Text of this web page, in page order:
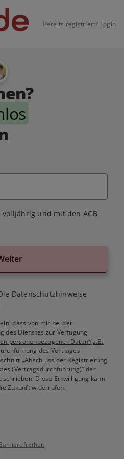
Bereits registriert? Login
volljährig und mit den AGB
Datenschutzhinweise
dass von mir bei der
des Dienstes zur Verfügung
personenbezogener Daten“(z.B.
des Vertrages
„Abschluss der Registrierung
(Vertragsdurchführung)“ der
Diese Einwilligung kann
Zukunft widerrufen.